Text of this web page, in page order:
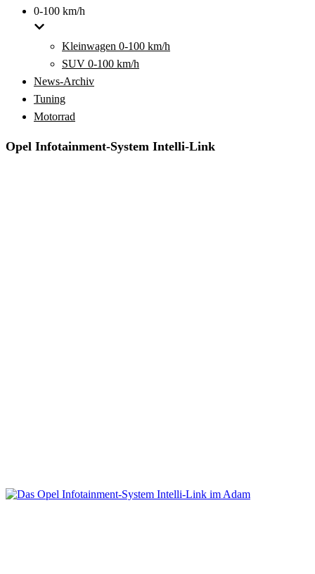
0-100 km/h
Kleinwagen 0-100 km/h
SUV 0-100 km/h
News-Archiv
Tuning
Motorrad
Opel Infotainment-System Intelli-Link